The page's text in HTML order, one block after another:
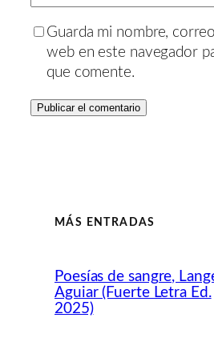
Guarda mi nombre,
web en este navegador
que comente.
MÁS ENTRADAS
Poesías de sangre,
Aguiar (Fuerte Letra Ed.
2025)